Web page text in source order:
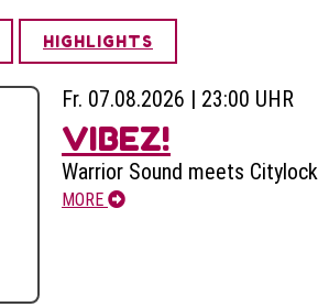
HIGHLIGHTS
Fr. 07.08.2026 | 23:00 UHR
VIBEZ!
Warrior Sound meets Citylock
MORE